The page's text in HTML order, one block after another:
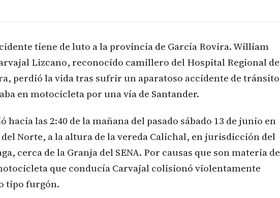
tiene de luto a la provincia de García Rovira. William
Lizcano, reconocido camillero del Hospital Regional de
perdió la vida tras sufrir un aparatoso accidente de tránsito
en motocicleta por una vía de Santander.
las 2:40 de la mañana del pasado sábado 13 de junio en
Norte, a la altura de la vereda Calichal, en jurisdicción del
cerca de la Granja del SENA. Por causas que son materia de
que conducía Carvajal colisionó violentamente
tipo furgón.